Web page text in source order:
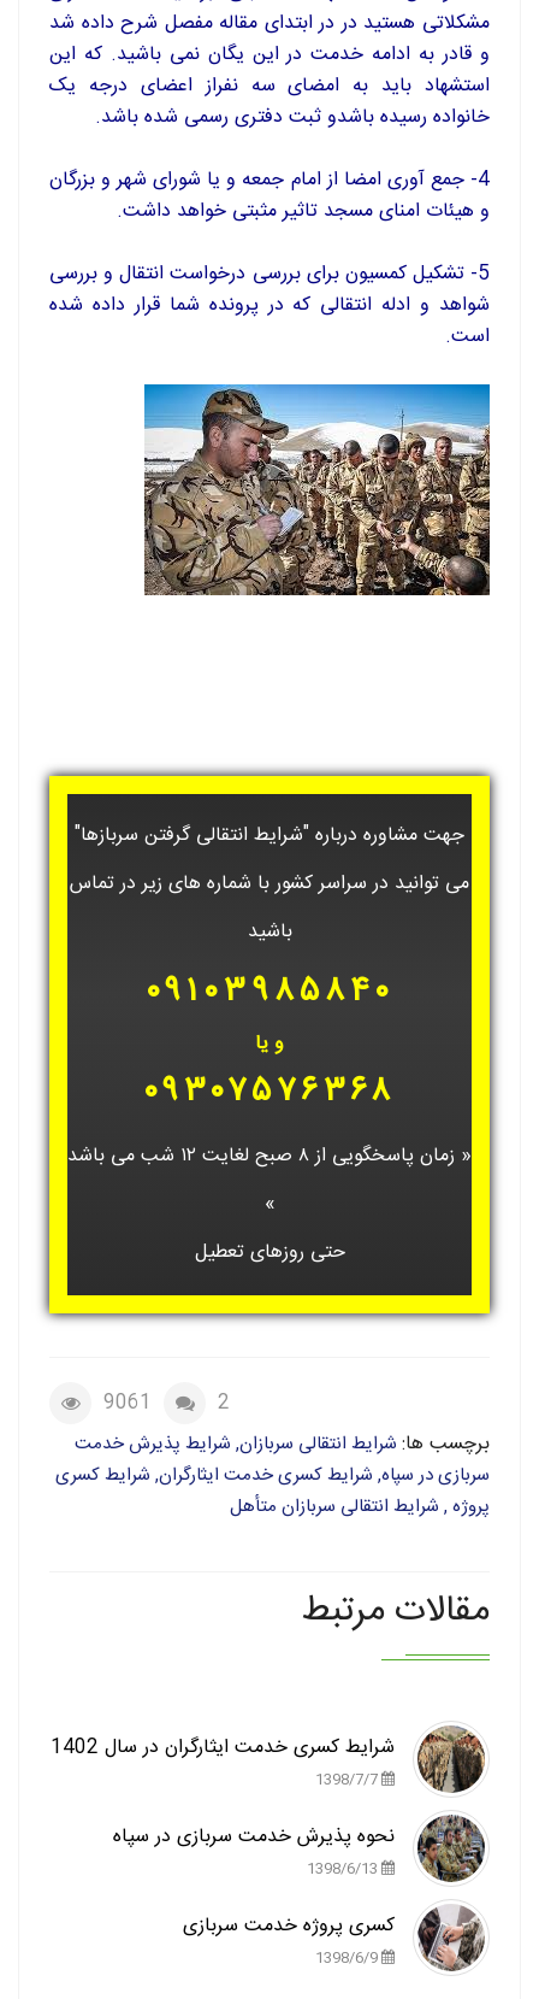
مشکلاتی هستید در در ابتدای مقاله مفصل شرح داده شد
و قادر به ادامه خدمت در این یگان نمی باشید. که این
استشهاد باید به امضای سه نفراز اعضای درجه یک
خانواده رسیده باشدو ثبت دفتری رسمی شده باشد.
4- جمع آوری امضا از امام جمعه و یا شورای شهر و بزرگان
و هیئات امنای مسجد تاثیر مثبتی خواهد داشت.
5- تشکیل کمسیون برای بررسی درخواست انتقال و بررسی
شواهد و ادله انتقالی که در پرونده شما قرار داده شده
است.
جهت مشاوره درباره "شرایط انتقالی گرفتن سربازها"
می توانید در سراسر کشور با شماره های زیر در تماس
باشید
۰۹۱۰۳۹۸۵۸۴۰
و یا
۰۹۳۰۷۵۷۶۳۶۸
« زمان پاسخگویی از ۸ صبح لغایت ۱۲ شب می باشد
»
حتی روزهای تعطیل
9061
2
برچسب ها: شرایط انتقالی سربازان, شرایط پذیرش خدمت
سربازی در سپاه, شرایط کسری خدمت ایثارگران, شرایط کسری
پروژه , شرایط انتقالی سربازان متأهل
مقالات مرتبط
شرایط کسری خدمت ایثارگران در سال 1402
نحوه پذیرش خدمت سربازی در سپاه
کسری پروژه خدمت سربازی